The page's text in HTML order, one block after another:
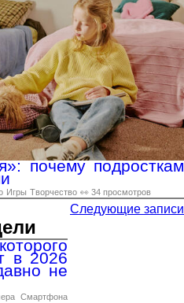
почему подросткам
Игры Творчество 👀 34 просмотров
Следующие записи
в 2026
не
Смартфона